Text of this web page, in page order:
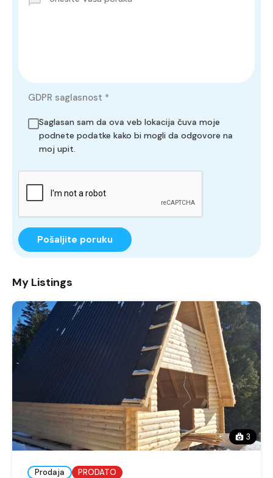
GDPR saglasnost *
Saglasan sam da ova veb lokacija čuva moje
podnete podatke kako bi mogli da odgovore na
moj upit.
Pošaljite poruku
My Listings
3
Prodaja PRODATO